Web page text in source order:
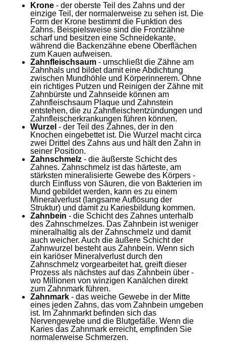
Krone - der oberste Teil des Zahns und der
einzige Teil, der normalerweise zu sehen ist. Die
Form der Krone bestimmt die Funktion des
Zahns. Beispielsweise sind die Frontzähne
scharf und besitzen eine Schneidekante,
während die Backenzähne ebene Oberflächen
zum Kauen aufweisen.
Zahnfleischsaum - umschließt die Zähne am
Zahnhals und bildet damit eine Abdichtung
zwischen Mundhöhle und Körperinnerem. Ohne
ein richtiges Putzen und Reinigen der Zähne mit
Zahnbürste und Zahnseide können am
Zahnfleischsaum Plaque und Zahnstein
entstehen, die zu Zahnfleischentzündungen und
Zahnfleischerkrankungen führen können.
Wurzel - der Teil des Zahnes, der in den
Knochen eingebettet ist. Die Wurzel macht circa
zwei Drittel des Zahns aus und hält den Zahn in
seiner Position.
Zahnschmelz - die äußerste Schicht des
Zahnes. Zahnschmelz ist das härteste, am
stärksten mineralisierte Gewebe des Körpers -
durch Einfluss von Säuren, die von Bakterien im
Mund gebildet werden, kann es zu einem
Mineralverlust (langsame Auflösung der
Struktur) und damit zu Kariesbildung kommen.
Zahnbein - die Schicht des Zahnes unterhalb
des Zahnschmelzes. Das Zahnbein ist weniger
mineralhaltig als der Zahnschmelz und damit
auch weicher. Auch die äußere Schicht der
Zahnwurzel besteht aus Zahnbein. Wenn sich
ein kariöser Mineralverlust durch den
Zahnschmelz vorgearbeitet hat, greift dieser
Prozess als nächstes auf das Zahnbein über -
wo Millionen von winzigen Kanälchen direkt
zum Zahnmark führen.
Zahnmark - das weiche Gewebe in der Mitte
eines jeden Zahns, das vom Zahnbein umgeben
ist. Im Zahnmarkt befinden sich das
Nervengewebe und die Blutgefäße. Wenn die
Karies das Zahnmark erreicht, empfinden Sie
normalerweise Schmerzen.